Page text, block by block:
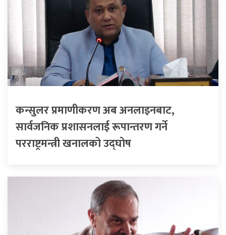
कन्सुलर प्रमाणीकरण अब अनलाइनबाट,
सार्वजनिक प्रशासनलाई रूपान्तरण गर्ने
परराष्ट्रमन्त्री खनालको उद्घोष